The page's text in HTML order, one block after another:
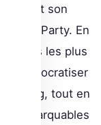
atteint son
Party. En
démos les plus
démocratiser
learning, tout en
remarquables